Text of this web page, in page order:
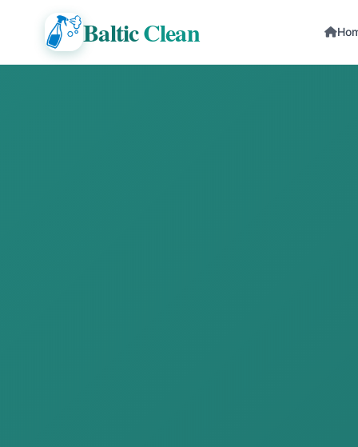
BalticClean